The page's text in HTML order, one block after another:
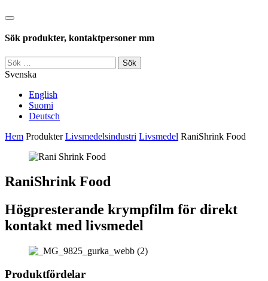
Sök
Sök produkter, kontaktpersoner mm
Sök
efter:
Svenska
English
Suomi
Deutsch
Hem Produkter Livsmedelsindustri Livsmedel RaniShrink Food
RaniShrink Food
Högpresterande krympfilm för direkt
kontakt med livsmedel
Produktfördelar